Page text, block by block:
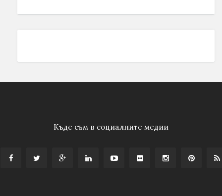
Къде съм в социалните медии